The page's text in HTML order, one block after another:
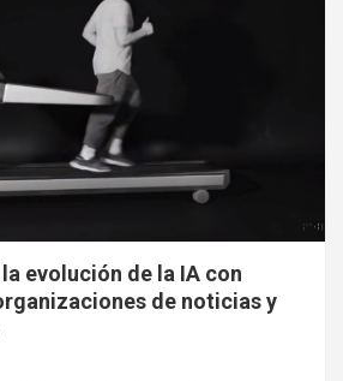
evolución de la IA con
de noticias y